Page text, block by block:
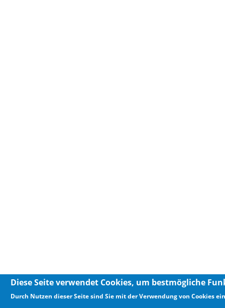
Diese Seite verwendet Cookies, um bestmögliche
Durch Nutzen dieser Seite sind Sie mit der Verwendung von Cookies